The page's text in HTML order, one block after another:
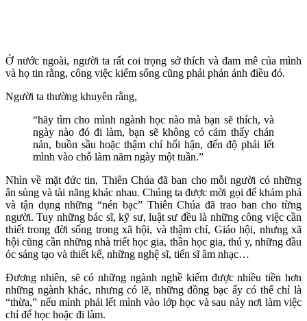
Ở nước ngoài, người ta rất coi trọng sở thích và đam mê của mình
và họ tin rằng, công việc kiếm sống cũng phải phản ánh điều đó.
Người ta thường khuyên rằng,
“hãy tìm cho mình ngành học nào mà bạn sẽ thích, và
ngày nào đó đi làm, bạn sẽ không có cảm thấy chán
nản, buồn sầu hoặc thậm chí hối hận, đến độ phải lết
mình vào chỗ làm năm ngày một tuần.”
Nhìn về mặt đức tin, Thiên Chúa đã ban cho mỗi người có những
ân sủng và tài năng khác nhau. Chúng ta được mời gọi để khám phá
và tận dụng những “nén bạc” Thiên Chúa đã trao ban cho từng
người. Tuy những bác sĩ, kỹ sư, luật sư đều là những công việc cần
thiết trong đời sống trong xã hội, và thậm chí, Giáo hội, nhưng xã
hội cũng cần những nhà triết học gia, thần học gia, thú y, những đầu
óc sáng tạo và thiết kế, những nghệ sĩ, tiến sĩ âm nhạc…
Đương nhiên, sẽ có những ngành nghề kiếm được nhiều tiền hơn
những ngành khác, nhưng có lẽ, những đồng bạc ấy có thể chỉ là
“thừa,” nếu mình phải lết mình vào lớp học và sau này nơi làm việc
chỉ để học hoặc đi làm.